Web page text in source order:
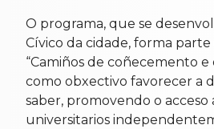
O programa, que se
Cívico da cidade, forma
“Camiños de coñecemento e
como obxectivo favorecer a
saber, promovendo o acceso
universitarios